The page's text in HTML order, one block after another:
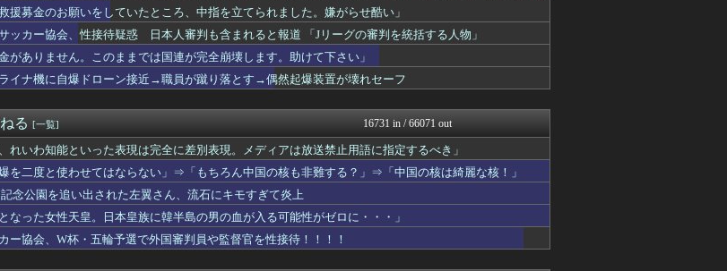
フィック至上主義のせいで崩壊しつつある」（海外の...
かいこれ！ 海外の反応 コ...
を仕込んでしまう・・・
スコールちゃんねる｜２ちゃ...
やめられないのか？！
軍事・ミリタリー速報☆彡
ガチで最強の新能力を登場させてしまうｗｗｗｗｗｗ...
アニゲー速報
ビンビンドスケベおっぱいｗｗｗｗｗｗｗｗｗｗ
筋肉速報
ないんだが🤬
遊戯王マスターデュエルまと...
ンな女(40)のアソコを尻穴を見ながら1分間...
えっ!?またここのサイト?
ドが長くなる不具合の修正パッチを本日...
mutyunのゲーム+αブ...
かけてる女の子ｗｗｗ
いたしん！
、DeNA・中川虎大から第11号勝ち越しソ...
なんじぇいスタジアム＠なん...
誠也のタイムリーなどでカブスが5連勝！（海外の...
わーすぽ 海外の反応
いをしていたところ、中指を立てられました。嫌がら...
か... 広島公演1日目セトリが判明！【全国ツ...
櫻坂46まとめもり～
レッキレ
カンダタ速報
ける
アルファルファモザイク＠ネ...
援募金のお願いをしていたところ、中指を立てられました。嫌がらせ酷い」
ッカー協会、性接待疑惑 日本人審判も含まれると報道 「Jリーグの審判を統括する人物」
がありません。このままでは国連が完全崩壊します。助けて下さい」
イナ機に自爆ドローン接近→職員が蹴り落とす→偶然起爆装置が壊れセーフ
る [一覧] 16731 in / 66071 out
れいわ知能といった表現は完全に差別表現。メディアは放送禁止用語に指定するべき」
を二度と使わせてはならない」⇒「もちろん中国の核も非難する？」⇒「中国の核は綺麗な核！」
記念公園を追い出された左翼さん、流石にキモすぎて炎上
なった女性天皇。日本皇族に韓半島の男の血が入る可能性がゼロに・・・」
ー協会、W杯・五輪予選で外国審判員や監督官を性接待！！！！